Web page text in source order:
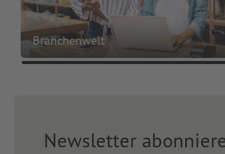
Branchenwelt
Newsletter